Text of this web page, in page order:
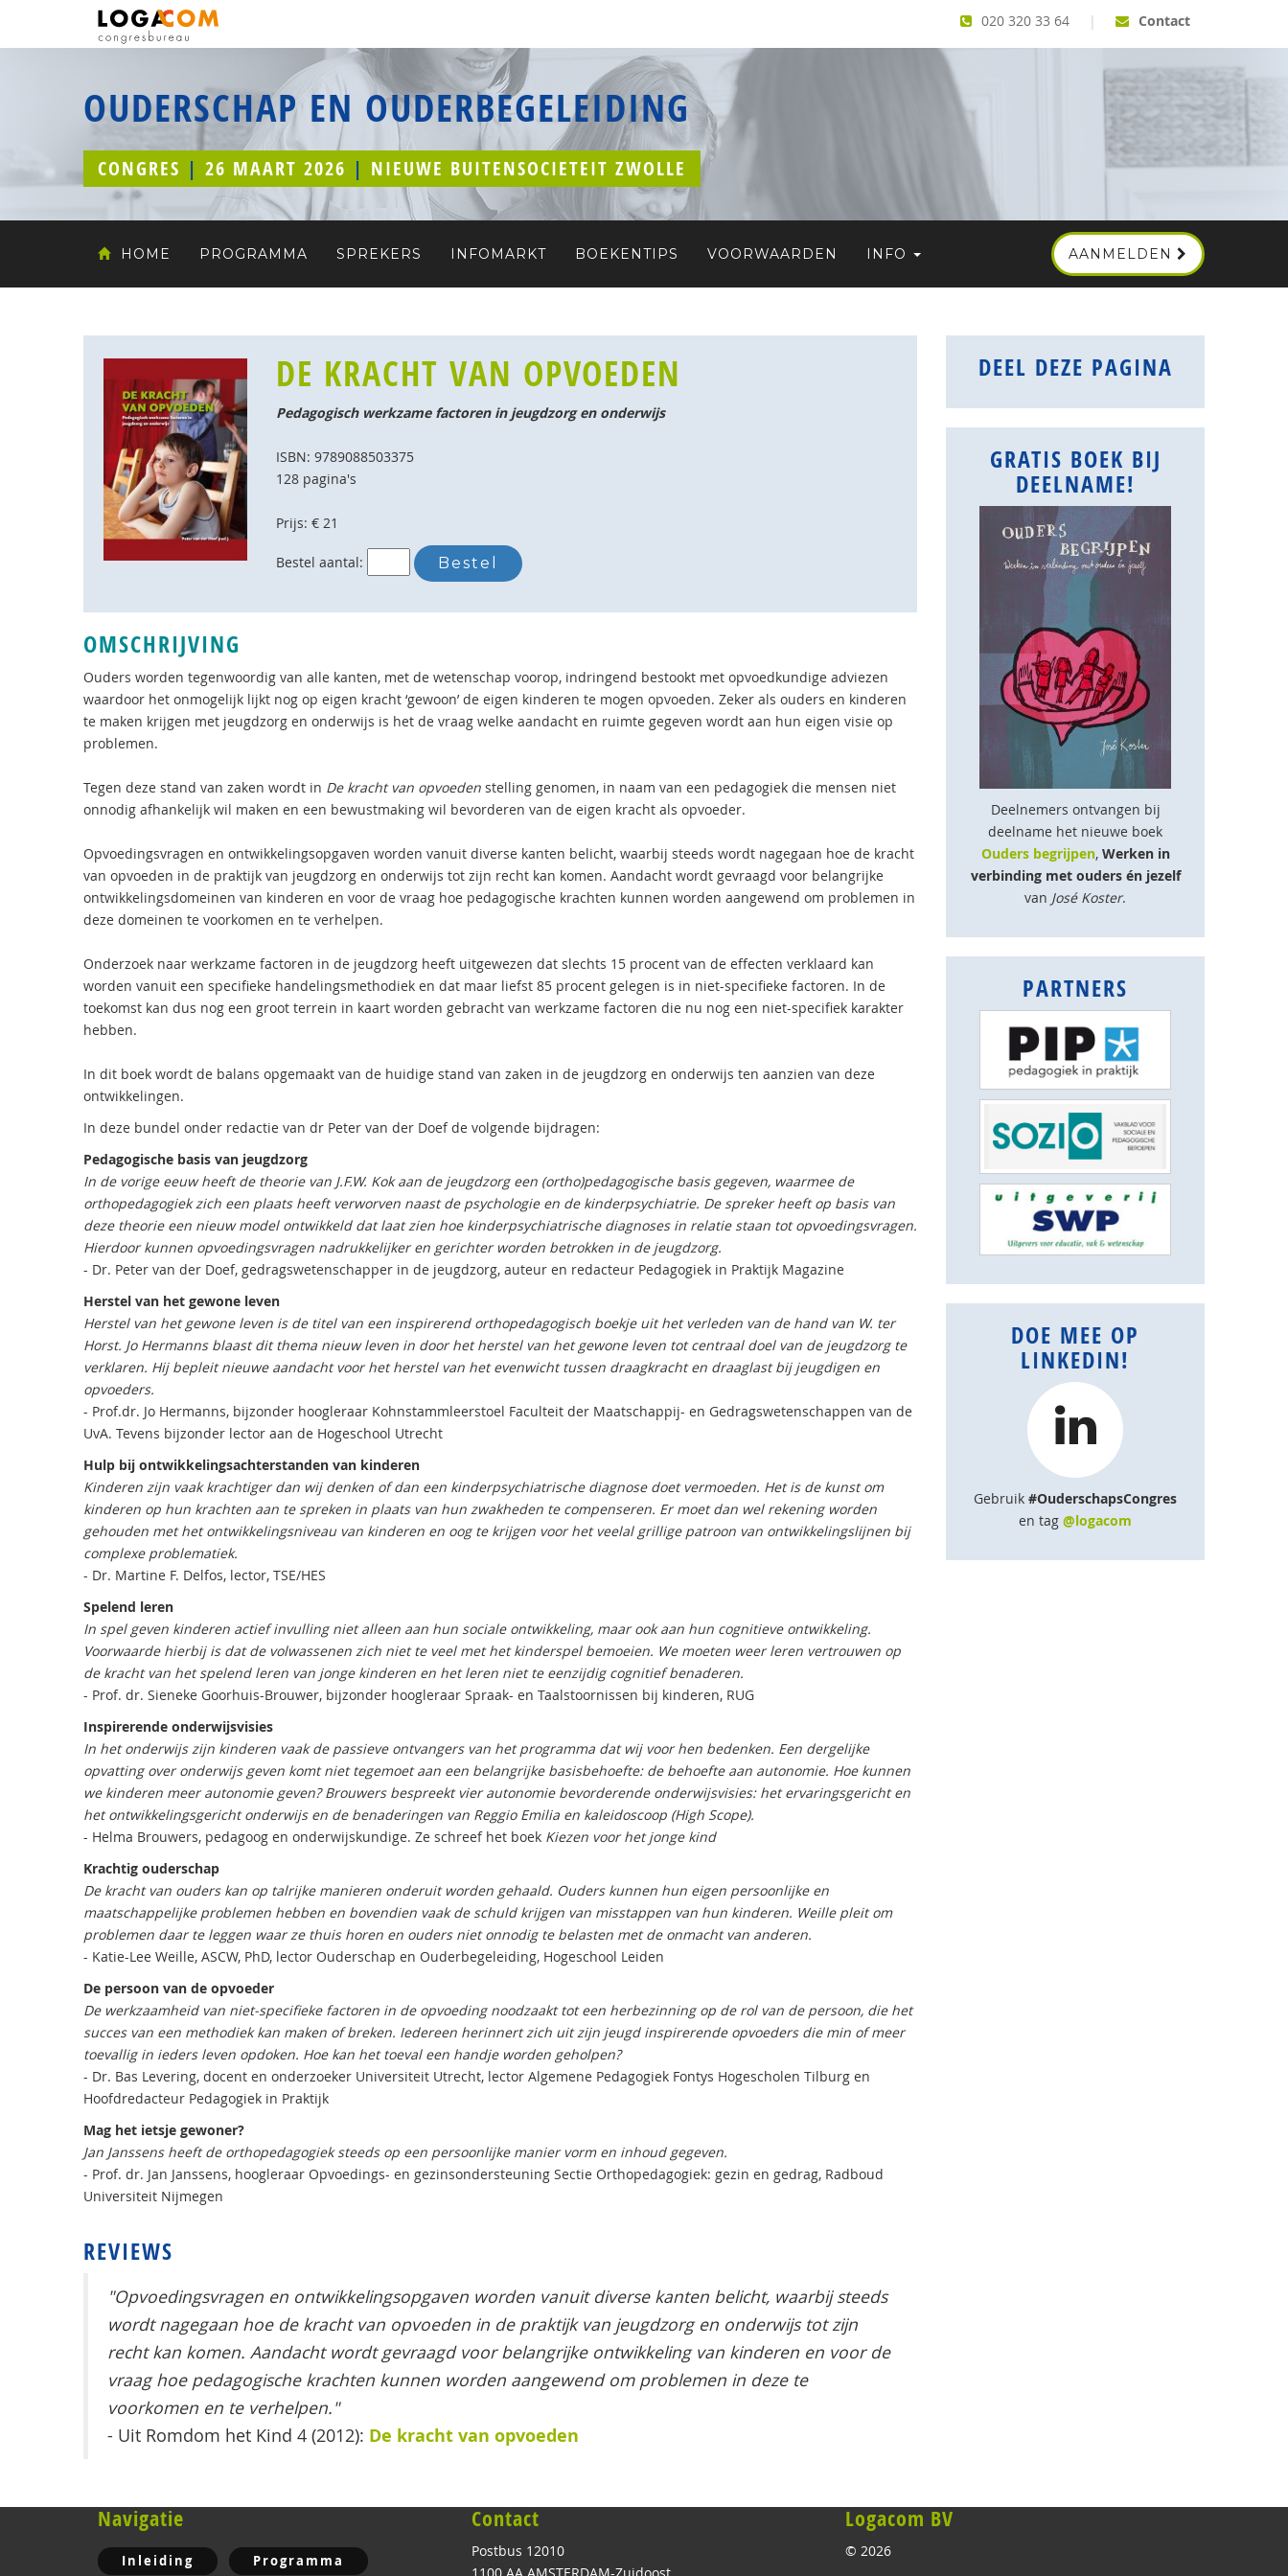
Contact
|
020 320 33 64
OUDERSCHAP EN OUDERBEGELEIDING
CONGRES | 26 MAART 2026 | NIEUWE BUITENSOCIETEIT ZWOLLE
HOME PROGRAMMA SPREKERS INFOMARKT BOEKENTIPS VOORWAARDEN INFO AANMELDEN
DE KRACHT VAN OPVOEDEN
Pedagogisch werkzame factoren in jeugdzorg en onderwijs
ISBN: 9789088503375
128 pagina's
Prijs: € 21
Bestel aantal:
OMSCHRIJVING
Ouders worden tegenwoordig van alle kanten, met de wetenschap voorop, indringend bestookt met opvoedkundige adviezen
waardoor het onmogelijk lijkt nog op eigen kracht ‘gewoon’ de eigen kinderen te mogen opvoeden. Zeker als ouders en kinderen
te maken krijgen met jeugdzorg en onderwijs is het de vraag welke aandacht en ruimte gegeven wordt aan hun eigen visie op
problemen.
Tegen deze stand van zaken wordt in De kracht van opvoeden stelling genomen, in naam van een pedagogiek die mensen niet
onnodig afhankelijk wil maken en een bewustmaking wil bevorderen van de eigen kracht als opvoeder.
Opvoedingsvragen en ontwikkelingsopgaven worden vanuit diverse kanten belicht, waarbij steeds wordt nagegaan hoe de kracht
van opvoeden in de praktijk van jeugdzorg en onderwijs tot zijn recht kan komen. Aandacht wordt gevraagd voor belangrijke
ontwikkelingsdomeinen van kinderen en voor de vraag hoe pedagogische krachten kunnen worden aangewend om problemen in
deze domeinen te voorkomen en te verhelpen.
Onderzoek naar werkzame factoren in de jeugdzorg heeft uitgewezen dat slechts 15 procent van de effecten verklaard kan
worden vanuit een specifieke handelingsmethodiek en dat maar liefst 85 procent gelegen is in niet-specifieke factoren. In de
toekomst kan dus nog een groot terrein in kaart worden gebracht van werkzame factoren die nu nog een niet-specifiek karakter
hebben.
In dit boek wordt de balans opgemaakt van de huidige stand van zaken in de jeugdzorg en onderwijs ten aanzien van deze
ontwikkelingen.
In deze bundel onder redactie van dr Peter van der Doef de volgende bijdragen:
Pedagogische basis van jeugdzorg
In de vorige eeuw heeft de theorie van J.F.W. Kok aan de jeugdzorg een (ortho)pedagogische basis gegeven, waarmee de
orthopedagogiek zich een plaats heeft verworven naast de psychologie en de kinderpsychiatrie. De spreker heeft op basis van
deze theorie een nieuw model ontwikkeld dat laat zien hoe kinderpsychiatrische diagnoses in relatie staan tot opvoedingsvragen.
Hierdoor kunnen opvoedingsvragen nadrukkelijker en gerichter worden betrokken in de jeugdzorg.
- Dr. Peter van der Doef, gedragswetenschapper in de jeugdzorg, auteur en redacteur Pedagogiek in Praktijk Magazine
Herstel van het gewone leven
Herstel van het gewone leven is de titel van een inspirerend orthopedagogisch boekje uit het verleden van de hand van W. ter
Horst. Jo Hermanns blaast dit thema nieuw leven in door het herstel van het gewone leven tot centraal doel van de jeugdzorg te
verklaren. Hij bepleit nieuwe aandacht voor het herstel van het evenwicht tussen draagkracht en draaglast bij jeugdigen en
opvoeders.
- Prof.dr. Jo Hermanns, bijzonder hoogleraar Kohnstammleerstoel Faculteit der Maatschappij- en Gedragswetenschappen van de
UvA. Tevens bijzonder lector aan de Hogeschool Utrecht
Hulp bij ontwikkelingsachterstanden van kinderen
Kinderen zijn vaak krachtiger dan wij denken of dan een kinderpsychiatrische diagnose doet vermoeden. Het is de kunst om
kinderen op hun krachten aan te spreken in plaats van hun zwakheden te compenseren. Er moet dan wel rekening worden
gehouden met het ontwikkelingsniveau van kinderen en oog te krijgen voor het veelal grillige patroon van ontwikkelingslijnen bij
complexe problematiek.
- Dr. Martine F. Delfos, lector, TSE/HES
Spelend leren
In spel geven kinderen actief invulling niet alleen aan hun sociale ontwikkeling, maar ook aan hun cognitieve ontwikkeling.
Voorwaarde hierbij is dat de volwassenen zich niet te veel met het kinderspel bemoeien. We moeten weer leren vertrouwen op
de kracht van het spelend leren van jonge kinderen en het leren niet te eenzijdig cognitief benaderen.
- Prof. dr. Sieneke Goorhuis-Brouwer, bijzonder hoogleraar Spraak- en Taalstoornissen bij kinderen, RUG
Inspirerende onderwijsvisies
In het onderwijs zijn kinderen vaak de passieve ontvangers van het programma dat wij voor hen bedenken. Een dergelijke
opvatting over onderwijs geven komt niet tegemoet aan een belangrijke basisbehoefte: de behoefte aan autonomie. Hoe kunnen
we kinderen meer autonomie geven? Brouwers bespreekt vier autonomie bevorderende onderwijsvisies: het ervaringsgericht en
het ontwikkelingsgericht onderwijs en de benaderingen van Reggio Emilia en kaleidoscoop (High Scope).
- Helma Brouwers, pedagoog en onderwijskundige. Ze schreef het boek Kiezen voor het jonge kind
Krachtig ouderschap
De kracht van ouders kan op talrijke manieren onderuit worden gehaald. Ouders kunnen hun eigen persoonlijke en
maatschappelijke problemen hebben en bovendien vaak de schuld krijgen van misstappen van hun kinderen. Weille pleit om
problemen daar te leggen waar ze thuis horen en ouders niet onnodig te belasten met de onmacht van anderen.
- Katie-Lee Weille, ASCW, PhD, lector Ouderschap en Ouderbegeleiding, Hogeschool Leiden
De persoon van de opvoeder
De werkzaamheid van niet-specifieke factoren in de opvoeding noodzaakt tot een herbezinning op de rol van de persoon, die het
succes van een methodiek kan maken of breken. Iedereen herinnert zich uit zijn jeugd inspirerende opvoeders die min of meer
toevallig in ieders leven opdoken. Hoe kan het toeval een handje worden geholpen?
- Dr. Bas Levering, docent en onderzoeker Universiteit Utrecht, lector Algemene Pedagogiek Fontys Hogescholen Tilburg en
Hoofdredacteur Pedagogiek in Praktijk
Mag het ietsje gewoner?
Jan Janssens heeft de orthopedagogiek steeds op een persoonlijke manier vorm en inhoud gegeven.
- Prof. dr. Jan Janssens, hoogleraar Opvoedings- en gezinsondersteuning Sectie Orthopedagogiek: gezin en gedrag, Radboud
Universiteit Nijmegen
REVIEWS
"Opvoedingsvragen en ontwikkelingsopgaven worden vanuit diverse kanten belicht, waarbij steeds
wordt nagegaan hoe de kracht van opvoeden in de praktijk van jeugdzorg en onderwijs tot zijn
recht kan komen. Aandacht wordt gevraagd voor belangrijke ontwikkeling van kinderen en voor de
vraag hoe pedagogische krachten kunnen worden aangewend om problemen in deze te
voorkomen en te verhelpen."
- Uit Romdom het Kind 4 (2012): De kracht van opvoeden
DEEL DEZE PAGINA
GRATIS BOEK BIJ
DEELNAME!
Deelnemers ontvangen bij
deelname het nieuwe boek
Ouders begrijpen, Werken in
verbinding met ouders én jezelf
van José Koster.
PARTNERS
DOE MEE OP
LINKEDIN!
Gebruik #OuderschapsCongres
en tag @logacom
Navigatie
Inleiding Programma
Contact
Postbus 12010
Logacom BV
© 2026